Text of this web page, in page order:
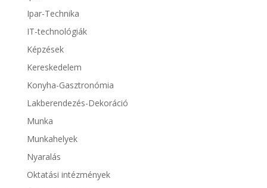
Ipar-Technika
IT-technológiák
Képzések
Kereskedelem
Konyha-Gasztronómia
Lakberendezés-Dekoráció
Munka
Munkahelyek
Nyaralás
Oktatási intézmények